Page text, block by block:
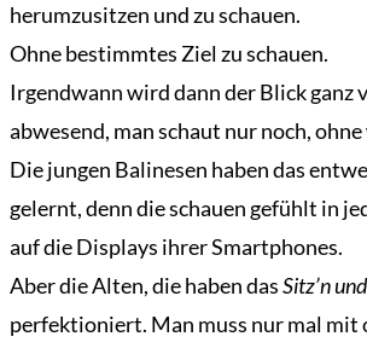
herumzusitzen und zu schauen.
Ohne bestimmtes Ziel zu schauen.
Irgendwann wird dann der Blick ganz
abwesend, man schaut nur noch, ohne
Die jungen Balinesen haben das
gelernt, denn die schauen gefühlt in
auf die Displays ihrer Smartphones.
Aber die Alten, die haben dasSitz’n
perfektioniert. Man muss nur mal mit